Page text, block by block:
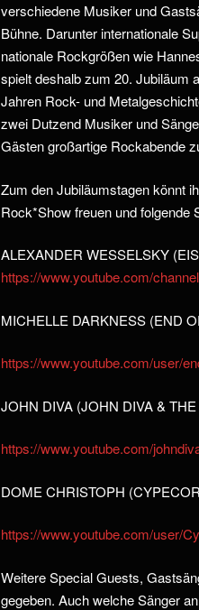
verschiedene Musiker und
Bühne. Darunter internationale
nationale Rockgrößen wie
spielt deshalb zum 20. Jubiläum
Jahren Rock- und
zwei Dutzend Musiker und
Gästen großartige Rockabende
Zum den Jubiläumstagen könnt
Rock*Show freuen und folgende
ALEXANDER WESSELSKY
https://www.youtube.com/
MICHELLE DARKNESS (END
https://www.youtube.com/user/
JOHN DIVA (JOHN DIVA &
https://www.youtube.com/
DOME CHRISTOPH
https://www.youtube.com/user/
Weitere Special Guests,
gegeben. Auch welche Sänger